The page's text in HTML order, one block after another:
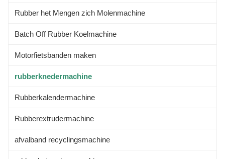
Rubber het Mengen zich Molenmachine
Batch Off Rubber Koelmachine
Motorfietsbanden maken
rubberknedermachine
Rubberkalendermachine
Rubberextrudermachine
afvalband recyclingsmachine